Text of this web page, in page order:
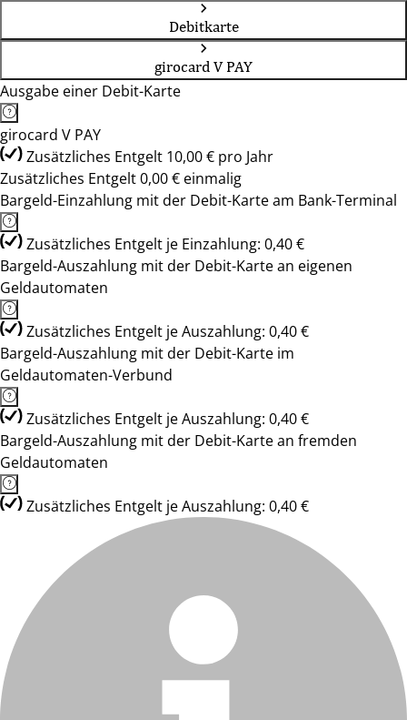
Debitkarte
girocard V PAY
Ausgabe einer Debit-Karte
girocard V PAY
Zusätzliches Entgelt 10,00 € pro Jahr
Zusätzliches Entgelt 0,00 € einmalig
Bargeld-Einzahlung mit der Debit-Karte am Bank-Terminal
Zusätzliches Entgelt je Einzahlung: 0,40 €
Bargeld-Auszahlung mit der Debit-Karte an eigenen
Geldautomaten
Zusätzliches Entgelt je Auszahlung: 0,40 €
Bargeld-Auszahlung mit der Debit-Karte im
Geldautomaten-Verbund
Zusätzliches Entgelt je Auszahlung: 0,40 €
Bargeld-Auszahlung mit der Debit-Karte an fremden
Geldautomaten
Zusätzliches Entgelt je Auszahlung: 0,40 €